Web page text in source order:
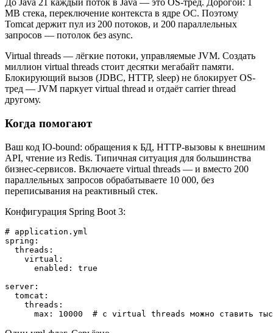
До Java 21 каждый поток в Java — это OS-тред. Дорогой: 1
MB стека, переключение контекста в ядре ОС. Поэтому
Tomcat держит пул из 200 потоков, и 200 параллельных
запросов — потолок без async.
Virtual threads — лёгкие потоки, управляемые JVM. Создать
миллион virtual threads стоит десятки мегабайт памяти.
Блокирующий вызов (JDBC, HTTP, sleep) не блокирует OS-
тред — JVM паркует virtual thread и отдаёт carrier thread
другому.
Когда помогают
Ваш код IO-bound: обращения к БД, HTTP-вызовы к внешним
API, чтение из Redis. Типичная ситуация для большинства
бизнес-сервисов. Включаете virtual threads — и вместо 200
параллельных запросов обрабатываете 10 000, без
переписывания на реактивный стек.
Конфигурация Spring Boot 3:
# application.yml
spring:
  threads:
    virtual:
      enabled: true
server:
  tomcat:
    threads: